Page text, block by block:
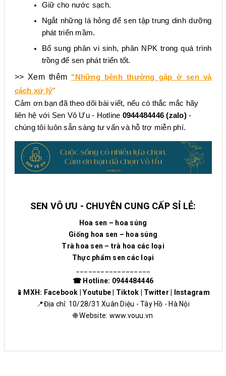
Giữ cho nước sạch.
Ngắt những lá hỏng để sen tập trung dinh dưỡng
phát triển mầm.
Bổ sung phân vi sinh, phân NPK trong quá trình
trồng để sen phát triển tốt.
>> Xem thêm "Những bệnh thường gặp ở sen và
cách xử lý"
Cảm ơn bạn đã theo dõi bài viết, nếu có thắc mắc hãy
liên hệ với Sen Vô Ưu - Hotline 0944484446 (zalo)-
chúng tôi luôn sẵn sàng tư vấn và hỗ trợ miễn phí.
SEN VÔ ƯU - CHUYÊN CUNG CẤP SỈ LẺ:
Hoa sen – hoa súng
Giống hoa sen – hoa súng
Trà hoa sen – trà hoa các loại
Thực phẩm sen các loại
☎ Hotline: 0944484446
📱MXH: Facebook |Youtube Tiktok Twitter
Instagram
📍Địa chỉ: 10/28/31 Xuân Diệu - Tây Hồ - Hà Nội
🌐 Website: www.vouu.vn